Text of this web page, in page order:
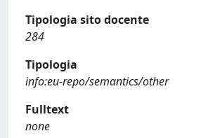
Tipologia sito docente
284
Tipologia
info:eu-repo/semantics/other
Fulltext
none